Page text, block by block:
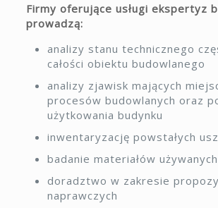
Firmy oferujące usługi ekspertyz
prowadzą:
analizy stanu technicznego
całości obiektu budowlanego
analizy zjawisk mających
procesów budowlanych oraz
użytkowania budynku
inwentaryzację powstałych
badanie materiałów
doradztwo w zakresie
naprawczych